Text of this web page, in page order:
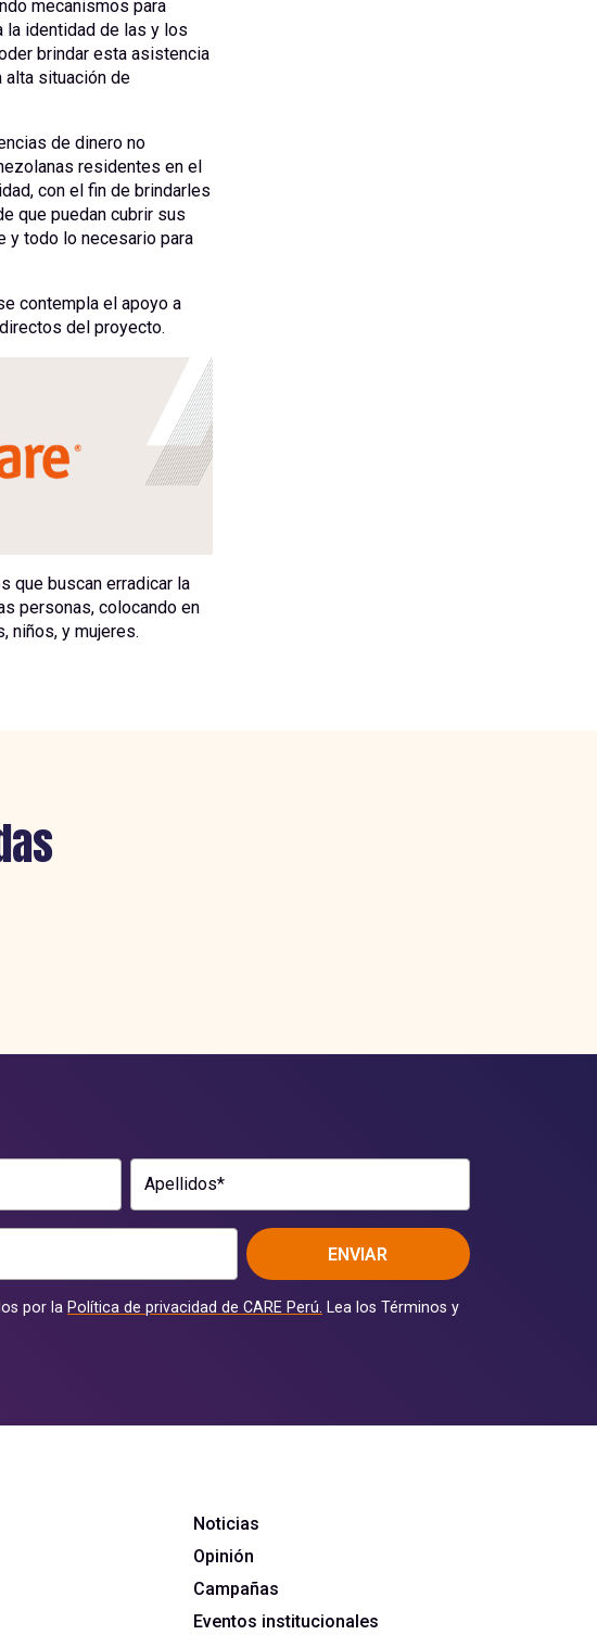
mecanismos para
la identidad de las y los
brindar esta asistencia
alta situación de
de dinero no
residentes en el
con el fin de brindarles
que puedan cubrir sus
y todo lo necesario para
contempla el apoyo a
del proyecto.
que buscan erradicar la
personas, colocando en
niños, y mujeres.
Apellidos*
ENVIAR
por la Política de privacidad de CARE Perú. Lea los Términos y
Noticias
Opinión
Campañas
Eventos institucionales